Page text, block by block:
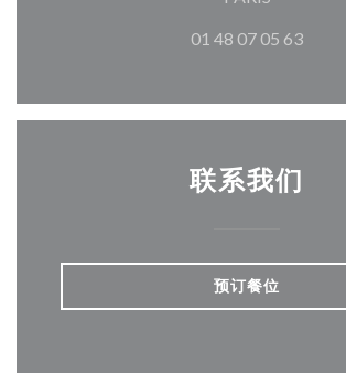
01 48 07 05 63
联系我们
预订餐位